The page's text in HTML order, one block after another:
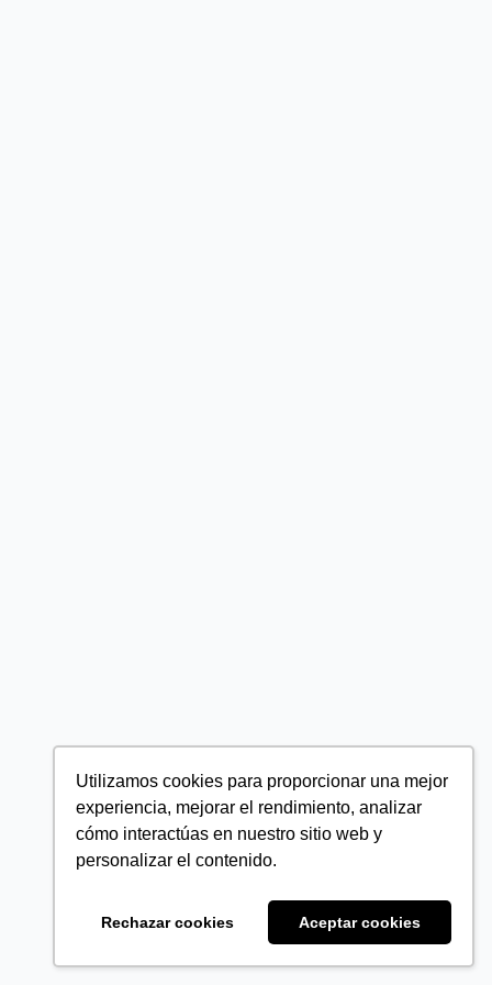
Utilizamos cookies para proporcionar una mejor
experiencia, mejorar el rendimiento, analizar
cómo interactúas en nuestro sitio web y
personalizar el contenido.
Rechazar cookies Aceptar cookies